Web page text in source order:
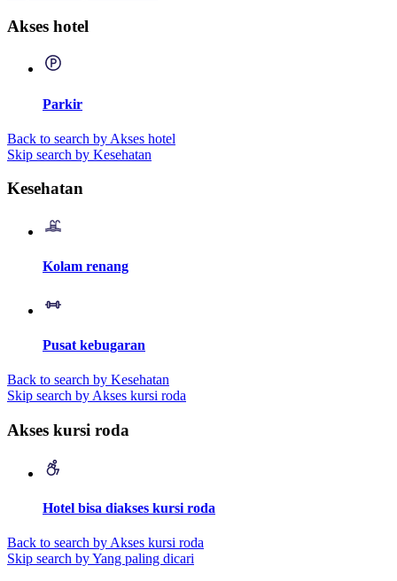
Akses hotel
Parkir
Back to search by Akses hotel
Skip search by Kesehatan
Kesehatan
Kolam renang
Pusat kebugaran
Back to search by Kesehatan
Skip search by Akses kursi roda
Akses kursi roda
Hotel bisa diakses kursi roda
Back to search by Akses kursi roda
Skip search by Yang paling dicari